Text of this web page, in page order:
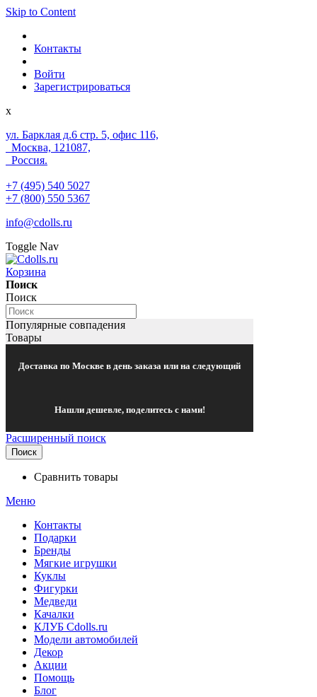
Skip to Content
Контакты
Войти
Зарегистрироваться
x
ул. Барклая д.6 стр. 5, офис 116,
Москва, 121087,
Россия.
+7 (495) 540 5027
+7 (800) 550 5367
info@cdolls.ru
Toggle Nav
Корзина
Поиск
Поиск
Популярные совпадения
Товары
Доставка по Москве в день заказа или на следующий
Нашли дешевле, поделитесь с нами!
Расширенный поиск
Поиск
Сравнить товары
Меню
Контакты
Подарки
Бренды
Мягкие игрушки
Куклы
Фигурки
Медведи
Качалки
КЛУБ Cdolls.ru
Модели автомобилей
Декор
Акции
Помощь
Блог